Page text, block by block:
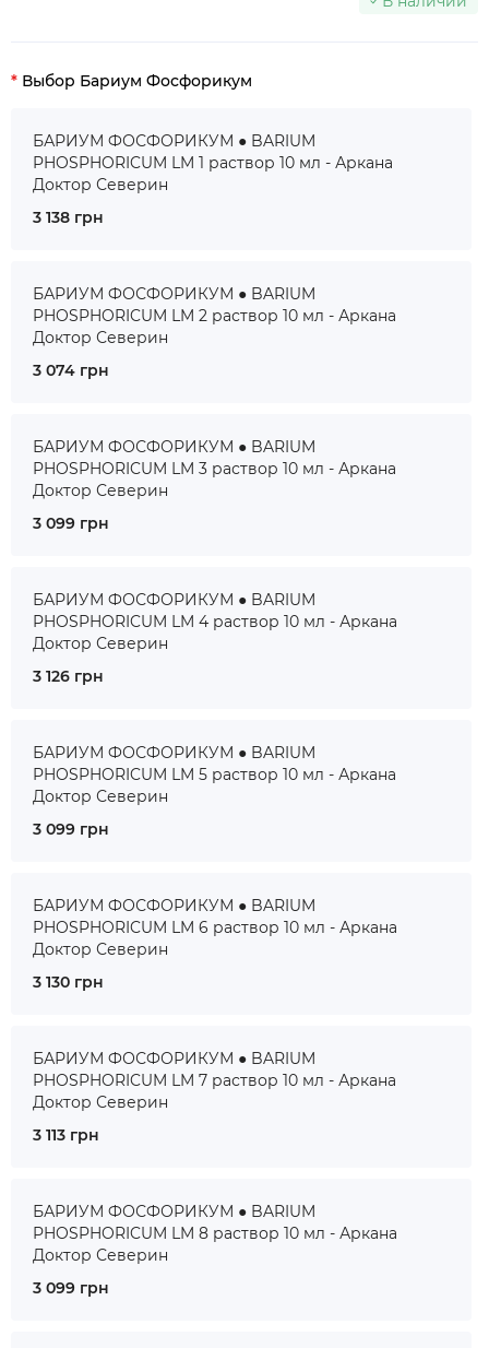
Выбор Бариум Фосфорикум
БАРИУМ ФОСФОРИКУМ ● BARIUM
PHOSPHORICUM LM 1 раствор 10 мл - Аркана
Доктор Северин
3 138 грн
БАРИУМ ФОСФОРИКУМ ● BARIUM
PHOSPHORICUM LM 2 раствор 10 мл - Аркана
Доктор Северин
3 074 грн
БАРИУМ ФОСФОРИКУМ ● BARIUM
PHOSPHORICUM LM 3 раствор 10 мл - Аркана
Доктор Северин
3 099 грн
БАРИУМ ФОСФОРИКУМ ● BARIUM
PHOSPHORICUM LM 4 раствор 10 мл - Аркана
Доктор Северин
3 126 грн
БАРИУМ ФОСФОРИКУМ ● BARIUM
PHOSPHORICUM LM 5 раствор 10 мл - Аркана
Доктор Северин
3 099 грн
БАРИУМ ФОСФОРИКУМ ● BARIUM
PHOSPHORICUM LM 6 раствор 10 мл - Аркана
Доктор Северин
3 130 грн
БАРИУМ ФОСФОРИКУМ ● BARIUM
PHOSPHORICUM LM 7 раствор 10 мл - Аркана
Доктор Северин
3 113 грн
БАРИУМ ФОСФОРИКУМ ● BARIUM
PHOSPHORICUM LM 8 раствор 10 мл - Аркана
Доктор Северин
3 099 грн